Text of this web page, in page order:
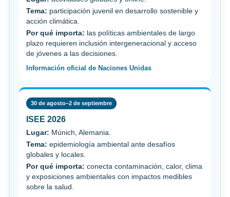
Tema: participación juvenil en desarrollo sostenible y
acción climática.
Por qué importa: las políticas ambientales de largo
plazo requieren inclusión intergeneracional y acceso
de jóvenes a las decisiones.
Información oficial de Naciones Unidas
30 de agosto–2 de septiembre
ISEE 2026
Lugar: Múnich, Alemania.
Tema: epidemiología ambiental ante desafíos
globales y locales.
Por qué importa: conecta contaminación, calor, clima
y exposiciones ambientales con impactos medibles
sobre la salud.